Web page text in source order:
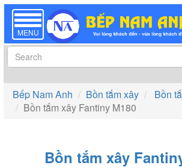
TOGGLE
NAVIGATION
MENU
Bếp Nam Anh Bồn tắm xây
Bồn
Bồn tắm xây Fantiny M180
Bồn tắm xây